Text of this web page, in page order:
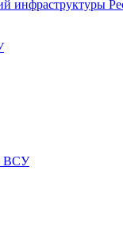
инфраструктуры
ВСУ